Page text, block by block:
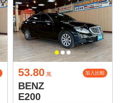
53.80 萬 加入比較
BENZ
E200